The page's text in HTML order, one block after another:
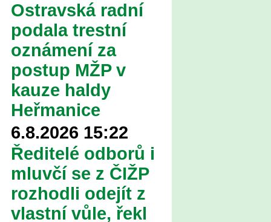
Ostravská radní
podala trestní
oznámení za
postup MŽP v
kauze haldy
Heřmanice
6.8.2026 15:22
Ředitelé odborů i
mluvčí se z ČIŽP
rozhodli odejít z
vlastní vůle, řekl